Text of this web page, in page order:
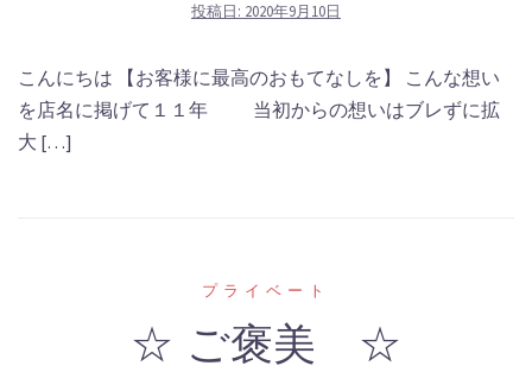
投稿日: 2020年9月10日
こんにちは 【お客様に最高のおもてなしを】 こんな想い
を店名に掲げて１１年 当初からの想いはブレずに拡
大 […]
プライベート
☆ ご褒美 ☆